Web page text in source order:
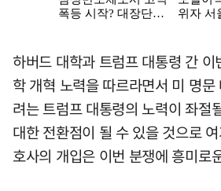
하버드 대학과 트럼프 대통령 간
학 개혁 노력을 따르라면서 미 명문
려는 트럼프 대통령의 노력이 좌절
대한 전환점이 될 수 있을 것으로
호사의 개입은 이번 분쟁에 흥미로